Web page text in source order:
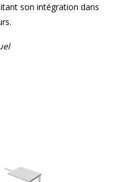
son intégration dans